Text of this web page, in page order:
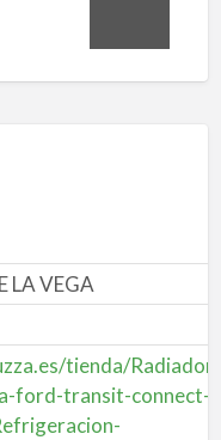
LA VEGA
tienda/Radiador-
ford-transit-connect-